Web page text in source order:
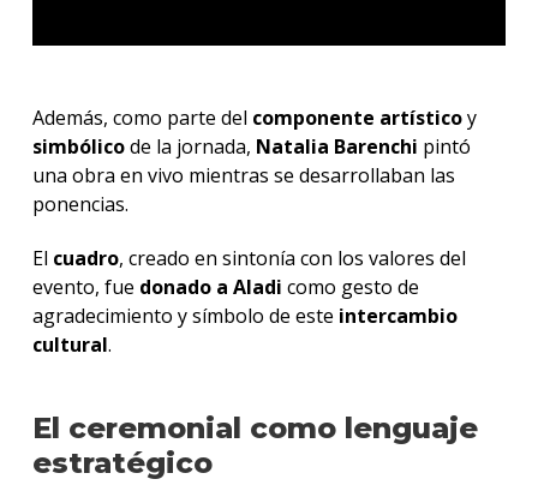
Además, como parte del componente artísticoy
simbólicode la jornada, Natalia Barenchi pintó
una obra en vivo mientras se desarrollaban las
ponencias.
El cuadro, creado en sintonía con los valores del
evento, fue donado a Aladi como gesto de
agradecimiento y símbolo de este intercambio
cultural.
El ceremonial como lenguaje
estratégico